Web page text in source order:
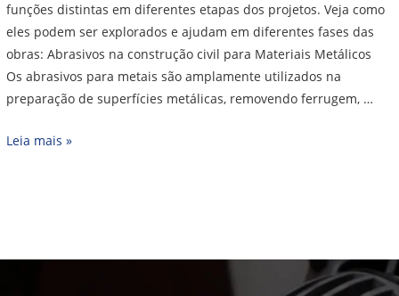
funções distintas em diferentes etapas dos projetos. Veja como
eles podem ser explorados e ajudam em diferentes fases das
obras: Abrasivos na construção civil para Materiais Metálicos
Os abrasivos para metais são amplamente utilizados na
preparação de superfícies metálicas, removendo ferrugem, …
Leia mais »